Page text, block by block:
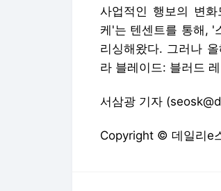
사업적인 행보의 변
케'는 텐센트를 통해, '
리싱해왔다. 그러나
라 블레이드: 블러드
서삼광 기자
Copyright © 데일리e